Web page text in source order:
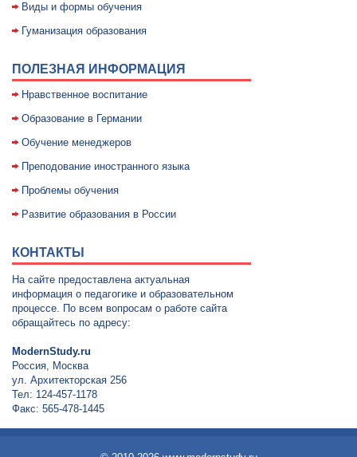
Виды и формы обучения
Гуманизация образования
ПОЛЕЗНАЯ ИНФОРМАЦИЯ
Нравственное воспитание
Образование в Германии
Обучение менеджеров
Преподование иностранного языка
Проблемы обучения
Развитие образования в России
КОНТАКТЫ
На сайте предоставлена актуальная
информация о педагогике и образовательном
процессе. По всем вопросам о работе сайта
обращайтесь по адресу:
ModernStudy.ru
Россия, Москва
ул. Архитекторская 256
Тел: 124-457-1178
Факс: 565-478-1445